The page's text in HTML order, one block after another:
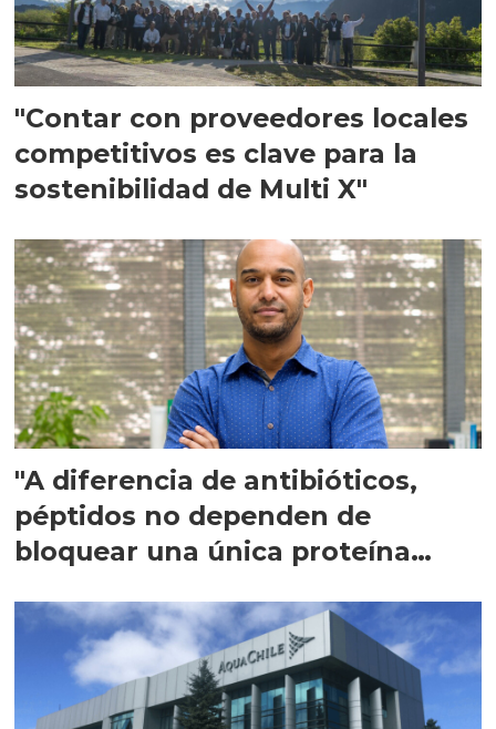
"Contar con proveedores locales
competitivos es clave para la
sostenibilidad de Multi X"
"A diferencia de antibióticos,
péptidos no dependen de
bloquear una única proteína